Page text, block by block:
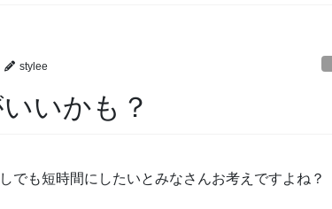
stylee
いかも？
でも短時間にしたいとみなさんお考えですよね？